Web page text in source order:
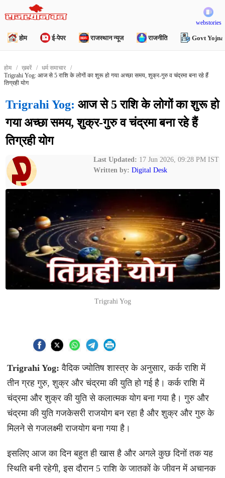
webstories
होम ई-पेपर राजस्थान न्यूज राजनीति Govt Yojna
होम ख़बरें
धर्म समाचार
Trigrahi Yog: आज से 5 राशि के लोगों का शुरू हो गया अच्छा समय, शुक्र-गुरु व चंद्रमा बना रहे हैं
तिग्रही योग
Trigrahi Yog: आज से 5 राशि के लोगों का शुरू हो
गया अच्छा समय, शुक्र-गुरु व चंद्रमा बना रहे हैं
तिग्रही योग
Last Updated: 17 Jun 2026, 09:28 PM IST
Written by: Digital Desk
Trigrahi Yog
Trigrahi Yog: वैदिक ज्योतिष शास्त्र के अनुसार, कर्क राशि में
तीन ग्रह गुरु, शुक्र और चंद्रमा की युति हो गई है। कर्क राशि में
चंद्रमा और शुक्र की युति से कलात्मक योग बना गया है। गुरु और
चंद्रमा की युति गजकेसरी राजयोग बन रहा है और शुक्र और गुरु के
मिलने से गजलक्ष्मी राजयोग बना गया है।
इसलिए आज का दिन बहुत ही खास है और अगले कुछ दिनों तक यह
स्थिति बनी रहेगी, इस दौरान 5 राशि के जातकों के जीवन में अचानक